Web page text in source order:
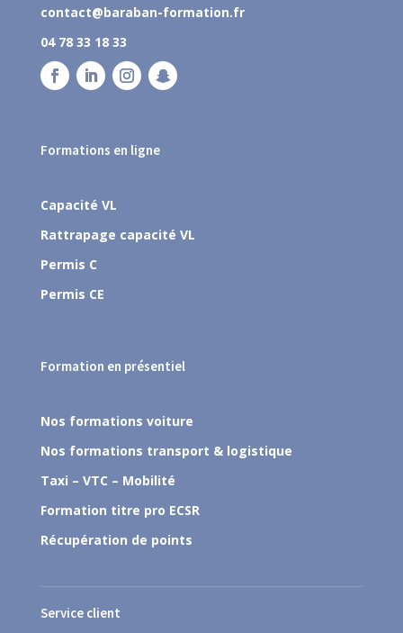
contact@baraban-formation.fr
04 78 33 18 33
Formations en ligne
Capacité VL
Rattrapage capacité VL
Permis C
Permis CE
Formation en présentiel
Nos formations voiture
Nos formations transport & logistique
Taxi – VTC – Mobilité
Formation titre pro ECSR
Récupération de points
Service client